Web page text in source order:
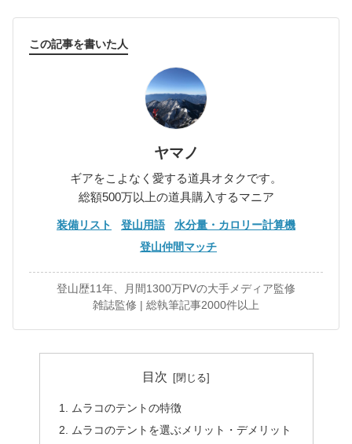
この記事を書いた人
ヤマノ
ギアをこよなく愛する道具オタクです。
総額500万以上の道具購入するマニア
装備リスト 登山用語
水分量・カロリー計算機
登山仲間マッチ
登山歴11年、月間1300万PVの大手メディア監修
雑誌監修 | 総執筆記事2000件以上
目次
ムラコのテントの特徴
ムラコのテントを選ぶメリット・デメリット